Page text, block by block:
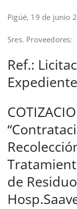
Pigüé, 19 de junio
Sres. Proveedores:
Ref.:
de